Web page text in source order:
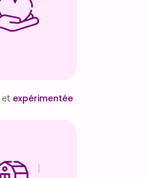
et expérimentée